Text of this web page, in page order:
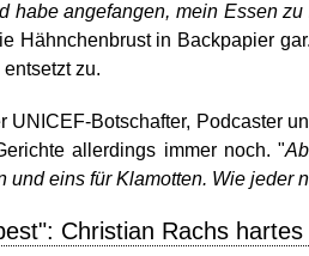
habe angefangen, mein Essen
Hähnchenbrust in Backpapier
zu.
UNICEF-Botschafter, Podcaster
allerdings immer noch. "
und eins für Klamotten. Wie jeder
Christian Rachs hartes